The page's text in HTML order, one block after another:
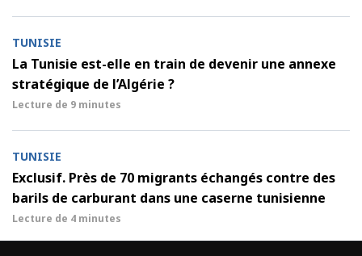
TUNISIE
La Tunisie est-elle en train de devenir une annexe
stratégique de l’Algérie ?
Lecture de 9 minutes
TUNISIE
Exclusif. Près de 70 migrants échangés contre des
barils de carburant dans une caserne tunisienne
Lecture de 4 minutes